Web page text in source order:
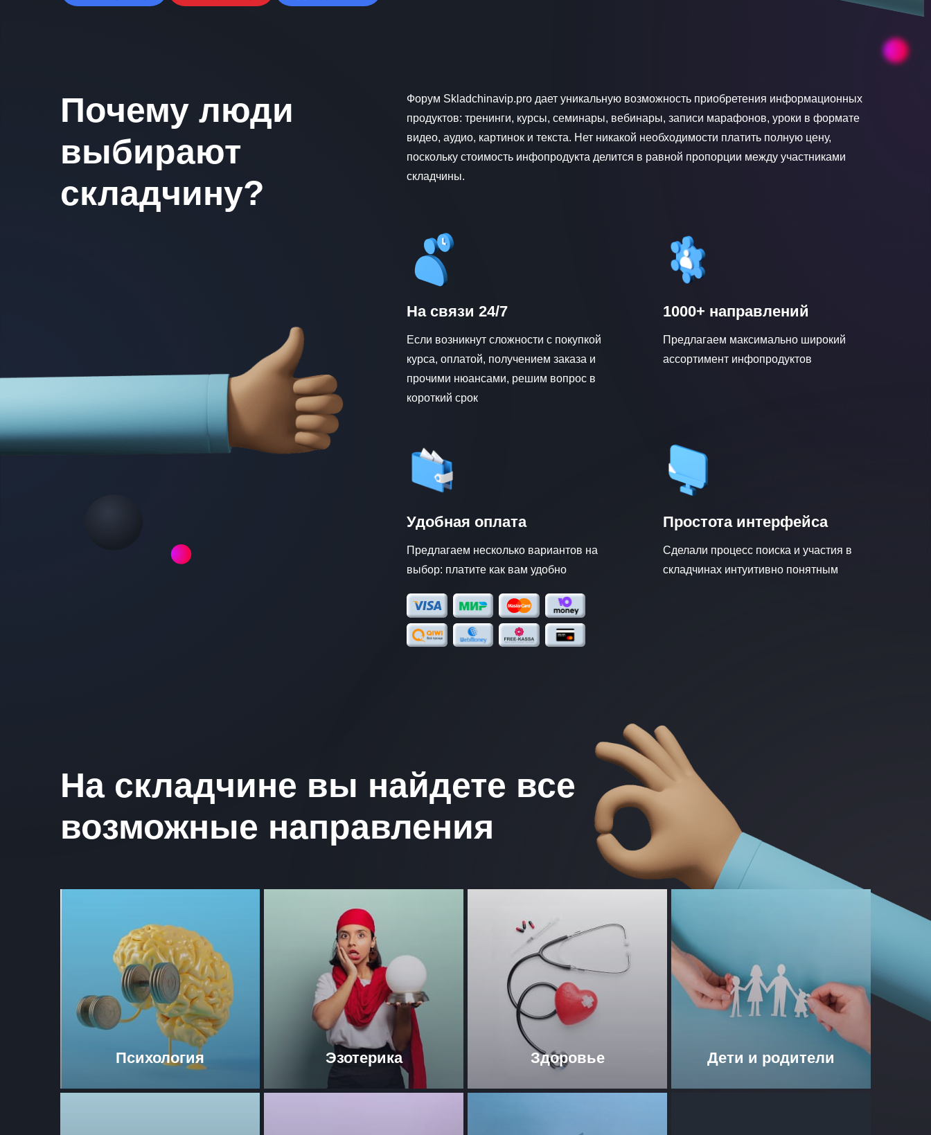
Почему люди
выбирают
складчину?
Форум Skladchinavip.pro дает уникальную возможность приобретения информационных
продуктов: тренинги, курсы, семинары, вебинары, записи марафонов, уроки в формате
видео, аудио, картинок и текста. Нет никакой необходимости платить полную цену,
поскольку стоимость инфопродукта делится в равной пропорции между участниками
складчины.
На связи 24/7
Если возникнут сложности с покупкой
курса, оплатой, получением заказа и
прочими нюансами, решим вопрос в
короткий срок
1000+ направлений
Предлагаем максимально широкий
ассортимент инфопродуктов
Удобная оплата
Предлагаем несколько вариантов на
выбор: платите как вам удобно
Простота интерфейса
Сделали процесс поиска и участия в
складчинах интуитивно понятным
На складчине вы найдете все
возможные направления
Психология Эзотерика Здоровье Дети и родители